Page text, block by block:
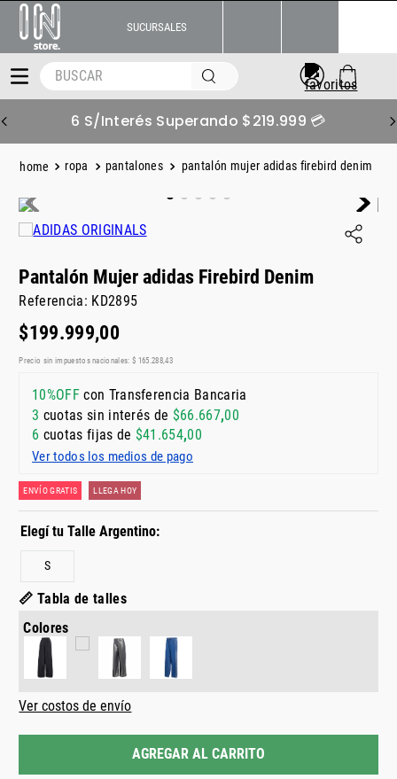
SUCURSALES
BUSCAR
6 S/Interés Superando $219.999 💳
ropa pantalones pantalón mujer adidas firebird denim
Pantalón Mujer adidas Firebird Denim
Referencia: KD2895
$199.999,00
Precio sin impuestos nacionales: $ 165 288,43
10%OFFcon Transferencia Bancaria
3 cuotas sin interés de $66.667,00
6 cuotas fijas de $41 .654,00
Ver todos los medios de pago
ENVÍO GRATIS LLEGA HOY
S
📏 Tabla de talles
Colores
Ver costos de envío
AGREGAR AL CARRITO